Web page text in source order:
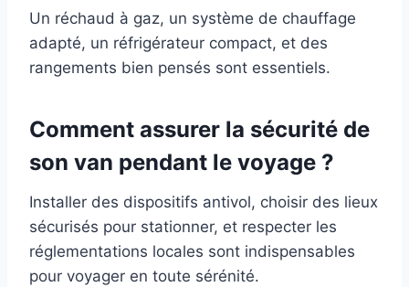
Un réchaud à gaz, un système de chauffage
adapté, un réfrigérateur compact, et des
rangements bien pensés sont essentiels.
Comment assurer la sécurité de
son van pendant le voyage ?
Installer des dispositifs antivol, choisir des lieux
sécurisés pour stationner, et respecter les
réglementations locales sont indispensables
pour voyager en toute sérénité.